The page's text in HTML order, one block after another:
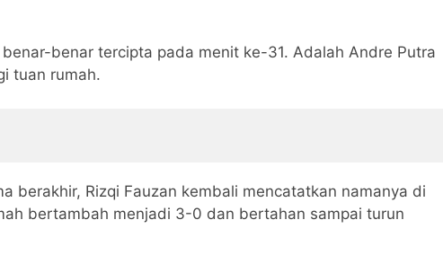
benar tercipta pada menit ke-31. Adalah Andre Putra
tuan rumah.
berakhir, Rizqi Fauzan kembali mencatatkan namanya di
bertambah menjadi 3-0 dan bertahan sampai turun